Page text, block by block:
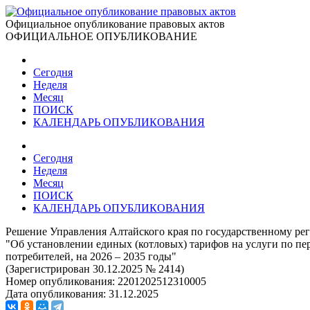
Официальное опубликование правовых актов
ОФИЦИАЛЬНОЕ ОПУБЛИКОВАНИЕ
Сегодня
Неделя
Месяц
ПОИСК
КАЛЕНДАРЬ ОПУБЛИКОВАНИЯ
Сегодня
Неделя
Месяц
ПОИСК
КАЛЕНДАРЬ ОПУБЛИКОВАНИЯ
Решение Управления Алтайского края по государственному
"Об установлении единых (котловых) тарифов на услуги по
потребителей, на 2026 – 2035 годы"
(Зарегистрирован 30.12.2025 № 2414)
Номер опубликования: 2201202512310005
Дата опубликования: 31.12.2025